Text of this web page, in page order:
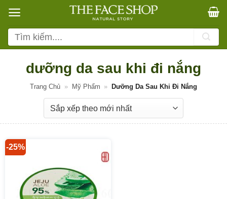
qua
nội
dung
Tìm
kiếm:
dưỡng da sau khi đi nắng
Trang Chủ » Mỹ Phẩm » Dưỡng Da Sau Khi Đi Nắng
-25%